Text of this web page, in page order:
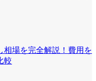
相場を完全解説！費用を
較